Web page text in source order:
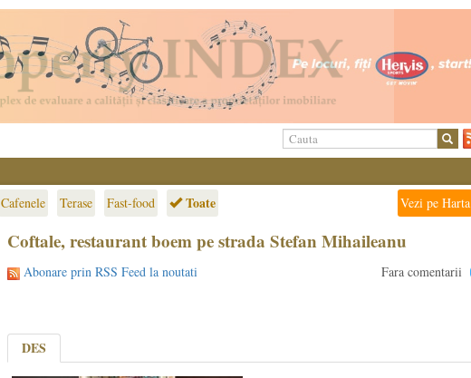
Cafenele Terase Fast-food Toate Vezi pe Harta
Coftale, restaurant boem pe strada Stefan Mihaileanu
Abonare prin RSS Feed la noutati Fara comentarii
DES